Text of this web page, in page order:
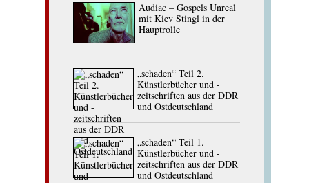
Audiac – Gospels Unreal
mit Kiev Stingl in der
Hauptrolle
„schaden“ Teil 2.
Künstlerbücher und -
zeitschriften aus der DDR
und Ostdeutschland
„schaden“ Teil 1.
Künstlerbücher und -
zeitschriften aus der DDR
und Ostdeutschland